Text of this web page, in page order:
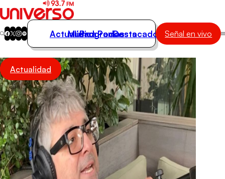
Actualidad
Música
Programas
Podcasts
Destacados
Actualidad
Música
Programas
Podcasts
Destacados Señal en vivo
Actualidad